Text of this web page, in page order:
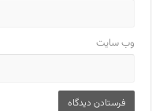
وب‌ سایت